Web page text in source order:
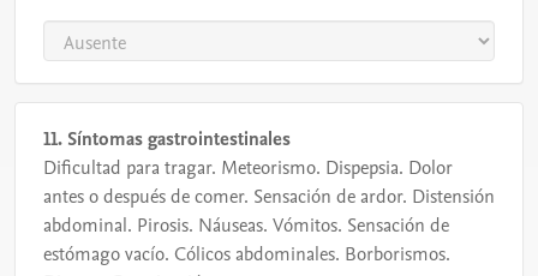
11. Síntomas gastrointestinales
Dificultad para tragar. Meteorismo. Dispepsia. Dolor
antes o después de comer. Sensación de ardor. Distensión
abdominal. Pirosis. Náuseas. Vómitos. Sensación de
estómago vacío. Cólicos abdominales. Borborismos.